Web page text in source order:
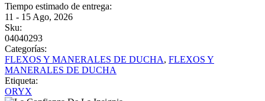
Tiempo estimado de entrega:
11 - 15 Ago, 2026
Sku:
04040293
Categorías:
FLEXOS Y MANERALES DE DUCHA, FLEXOS Y
MANERALES DE DUCHA
Etiqueta:
ORYX